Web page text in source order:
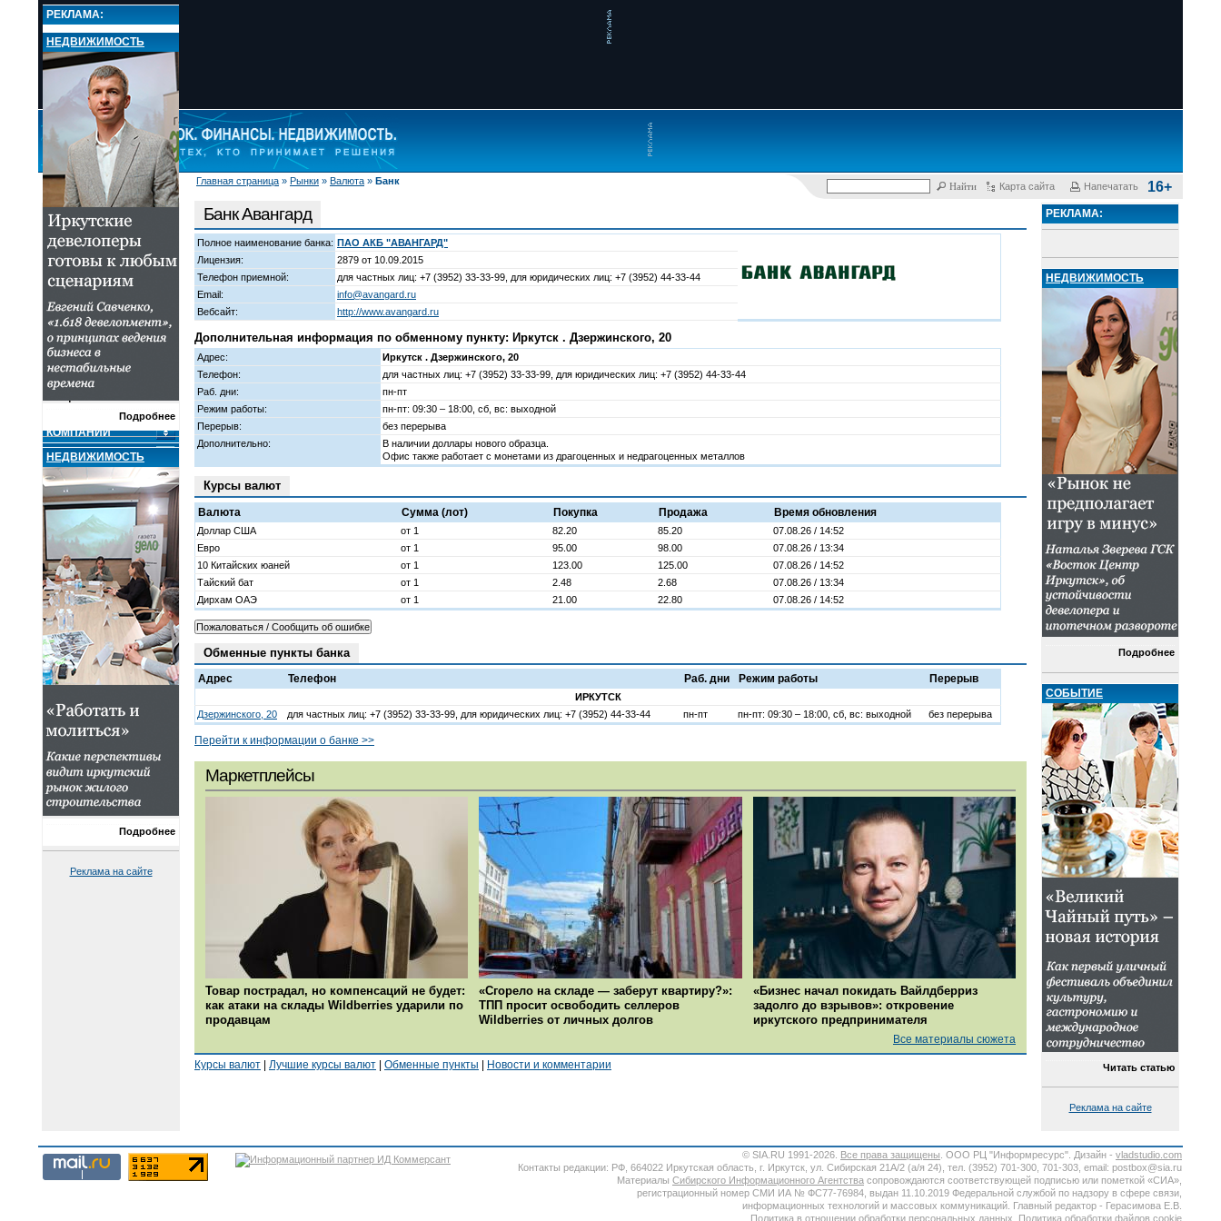
Главная страница » Рынки » Валюта » Банк
Карта сайта Напечатать 16+
НОВОСТИ
РЫНКИ
Валюта
Курсы валют
Лучшие курсы валют
Обменные пункты
Новости и комментарии
Кредиты
Вклады и депозиты
РКО
Переводы
Металлы
Недвижимость
КОМПАНИИ
О ПРОЕКТЕ
РЕКЛАМА:
НЕДВИЖИМОСТЬ
Подробнее
НЕДВИЖИМОСТЬ
Подробнее
Реклама на сайте
Банк Авангард
Полное наименование банка: ПАО АКБ "АВАНГАРД"
Лицензия:
2879 от 10.09.2015
Телефон приемной:
для частных лиц: +7 (3952) 33-33-99, для юридических лиц: +7 (3952) 44-33-44
Email:
info@avangard.ru
Вебсайт:
http://www.avangard.ru
Дополнительная информация по обменному пункту: Иркутск . Дзержинского, 20
Адрес:
Иркутск . Дзержинского, 20
Телефон:
для частных лиц: +7 (3952) 33-33-99, для юридических лиц: +7 (3952) 44-33-44
Раб. дни:
пн-пт
Режим работы:
пн-пт: 09:30 – 18:00, сб, вс: выходной
Перерыв:
без перерыва
Дополнительно:
В наличии доллары нового образца.
Офис также работает с монетами из драгоценных и недрагоценных металлов
Курсы валют
Валюта Сумма (лот) Покупка Продажа Время обновления
Доллар США от 1 82.20 85.20
07.08.26 / 14:52
Евро
от 1 95.00 98.00
07.08.26 / 13:34
10 Китайских юаней
от 1 123.00 125.00
07.08.26 / 14:52
Тайский бат
от 1 2.48 2.68
07.08.26 / 13:34
Дирхам ОАЭ
от 1 21.00 22.80 07.08.26 / 14:52
Обменные пункты банка
Адрес Телефон Раб. дни Режим работы Перерыв
ИРКУТСК
Дзержинского, 20
для частных лиц: +7 (3952) 33-33-99, для юридических лиц: +7 (3952) 44-33-44 пн-пт пн-пт: 09:30 – 18:00, сб, вс: выходной без перерыва
Перейти к информации о банке >>
Маркетплейсы
Товар пострадал, но компенсаций не будет:
как атаки на склады Wildberries ударили по
продавцам
«Сгорело на складе — заберут квартиру?»:
ТПП просит освободить селлеров
Wildberries от личных долгов
«Бизнес начал покидать Вайлдберриз
задолго до взрывов»: откровение
иркутского предпринимателя
Все материалы сюжета
Курсы валют Лучшие курсы валют Обменные пункты Новости и комментарии
РЕКЛАМА:
НЕДВИЖИМОСТЬ
Подробнее
СОБЫТИЕ
Читать статью
Реклама на сайте
© SIA.RU 1991-2026. Все права защищены . ООО РЦ "Информресурс". Дизайн - vladstudio.com
Контакты редакции: РФ, 664022 Иркутская область, г. Иркутск, ул. Сибирская 21А/2 (а/я 24), тел. (3952) 701-300, 701-303, email: postbox@sia.ru
Материалы Сибирского Информационного Агентства сопровождаются соответствующей подписью или пометкой «СИА»,
регистрационный номер СМИ ИА № ФС77-76984, выдан 11.10.2019 Федеральной службой по надзору в сфере связи,
информационных технологий и массовых коммуникаций. Главный редактор - Герасимова Е.В.
Политика в отношении обработки персональных данных.
Политика обработки файлов cookie